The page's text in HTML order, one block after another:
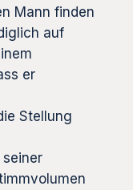
Mann finden
auf
er
Stellung